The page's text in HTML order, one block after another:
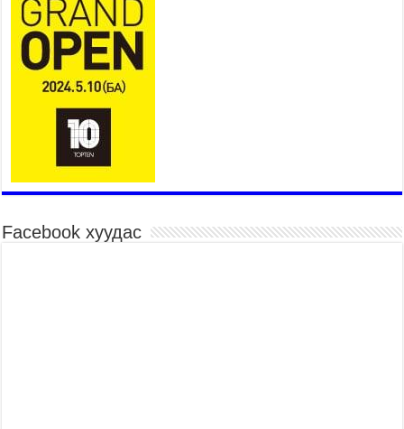
2026 оны 7 сар 15 / 11 цаг 03 минут
Төв цэнгэлдэхийн эргэн тойронд
2026 оны 7 сар 15 / 10 цаг 58 минут
Үндэсний их баяр наадмын шагайн харваа
насанд хүрэгчдийн багийн харваагаар
үргэлжилж байна
2026 оны 7 сар 15 / 10 цаг 52 минут
Үндэсний их баяр наадмын хүчит бөхийн
барилдаан эхэллээ
2026 оны 7 сар 15 / 10 цаг 46 минут
Үндэсний хувцасны өдрийг тохиолдуулан
“Дээлтэй монгол наадам” боллоо
Facebook хуудас